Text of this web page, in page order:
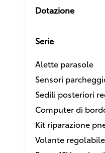
Dotazione
Serie
Alette parasole
Sensori
Sedili posteriori
Computer di
Kit riparazione
Volante regolabile